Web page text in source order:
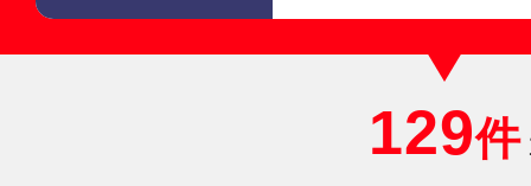
129件